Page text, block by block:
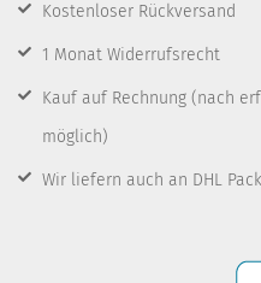
Kostenloser Rückversand
1 Monat Widerrufsrecht
Kauf auf Rechnung (nach
möglich)
Wir liefern auch an DHL